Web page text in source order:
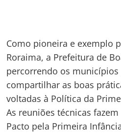
Como pioneira e exemplo
Roraima, a Prefeitura de
percorrendo os
compartilhar as boas
voltadas à Política da
As reuniões técnicas
Pacto pela Primeira